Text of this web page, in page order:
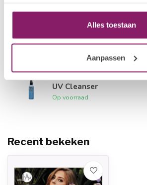
Alles toestaan
Aanpassen
I.AM COLLECTION BY BO.
Soft Curing LED/UV Lamp
UV Cleanser
Op voorraad
Recent bekeken